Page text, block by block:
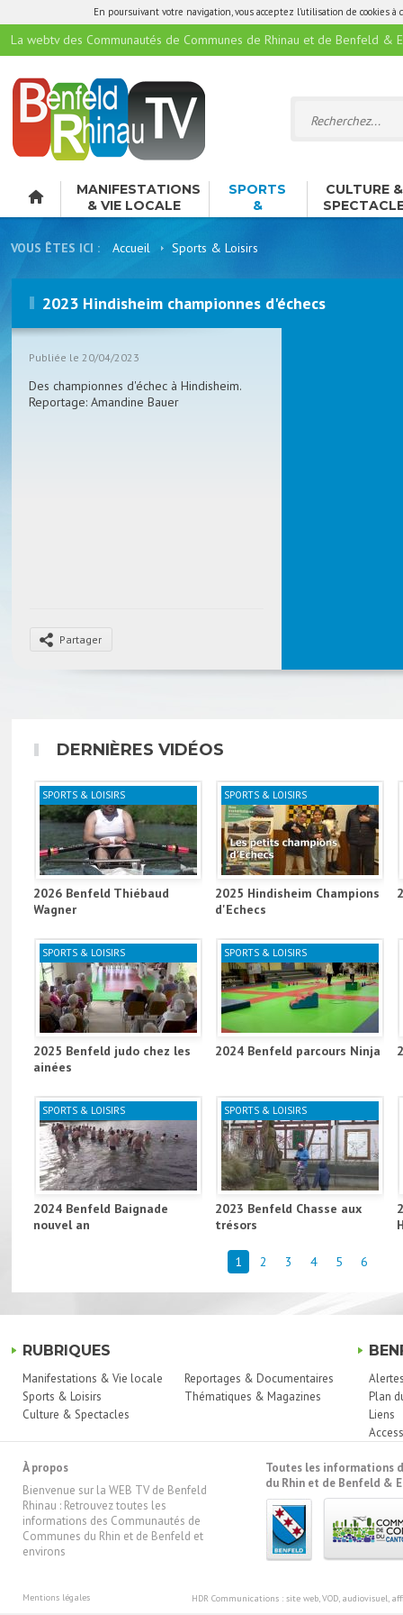
En poursuivant votre navigation, vous acceptez l'utilisation de cookies
La webtv des Communautés de Communes de Rhinau et de Benfeld &
MANIFESTATIONS
& VIE LOCALE
SPORTS
&
LOISIRS
CULTURE &
VOUS ÊTES ICI : Accueil Sports & Loisirs
2023 Hindisheim championnes d'échecs
Publiée le 20/04/2023
Des championnes d'échec à Hindisheim.
Reportage: Amandine Bauer
Partager
DERNIÈRES VIDÉOS
SPORTS & LOISIRS
2026 Benfeld Thiébaud
Wagner
SPORTS & LOISIRS
2025 Hindisheim Champions
d'Echecs
SPORTS & LOISIRS
2025 Benfeld judo chez les
ainées
SPORTS & LOISIRS
2024 Benfeld parcours Ninja
SPORTS & LOISIRS
2024 Benfeld Baignade
nouvel an
SPORTS & LOISIRS
2023 Benfeld Chasse aux
trésors
1 2 3 4 5 6
RUBRIQUES
Manifestations & Vie locale
Sports & Loisirs
Culture & Spectacles
Reportages & Documentaires
Thématiques & Magazines
Plan
Liens
À propos
Bienvenue sur la WEB TV de Benfeld
Rhinau : Retrouvez toutes les
informations des Communautés de
Communes du Rhin et de Benfeld et
environs
Toutes les informations
du Rhin et de Benfeld &
Mentions légales HDR Communications : site web, VOD, audiovisuel,